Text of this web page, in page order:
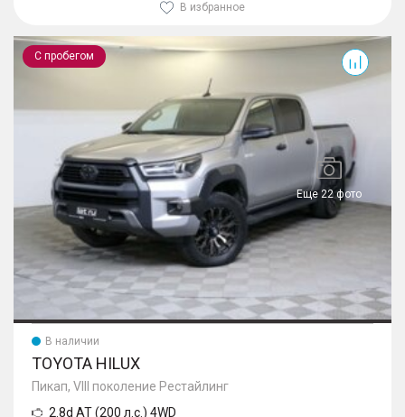
В избранное
С пробегом
Еще 22 фото
Hilux
В наличии
TOYOTA HILUX
Пикап, VIII поколение Рестайлинг
2.8d AT (200 л.с.) 4WD